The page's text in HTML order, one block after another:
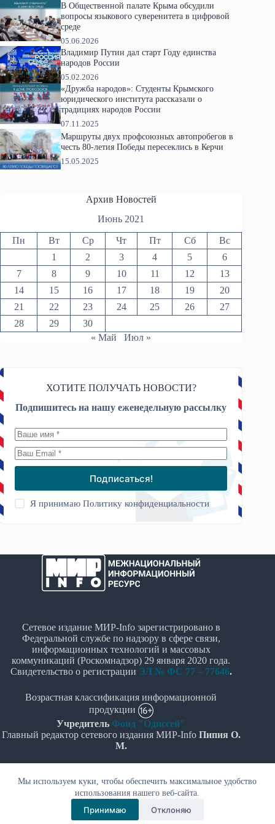
Мы используем куки, чтобы обеспечить максимальное удобство
использования нашего веб-сайта.
Принимаю Отклоняю
В Общественной палате Крыма обсудили
вопросы языкового суверенитета в цифровой
среде
05.06.2026
Владимир Путин дал старт Году единства
народов России
05.02.2026
«Дружба народов»: Студенты Крымского
юридического института рассказали о
традициях народов России
07.11.2025
Маршруты двух профсоюзных автопробегов в
честь 80-летия Победы пересеклись в Керчи
15.05.2025
Архив Новостей
Июнь 2021
Пн Вт Ср Чт Пт Сб
Вс
1
2 3 4 5
6
7
8 9 10 11 12
13
14
15 16 17 18 19
20
21
22 23 24 25 26
27
28
29
30
« Май
Июл »
ХОТИТЕ ПОЛУЧАТЬ НОВОСТИ?
Подпишитесь на нашу еженедельную рассылку
Подписаться!
Я принимаюПолитику конфиденциальности
Сетевое издание МИР-Info зарегистрировано в
Федеральной службе по надзору в сфере связи,
информационных технологий и массовых
коммуникаций (Роскомнадзор) 29 января 2020 года.
Свидетельство о регистрации ЭЛ № ФС 77 – 77646.
Возрастная классификация информационной
продукции
Учредитель Фонд "Одиссей"
Главный редактор сетевого издания МИР-Info Пипия О.
М.
данных
© Все права защищены 2020-2026г. - "МИР-Info"